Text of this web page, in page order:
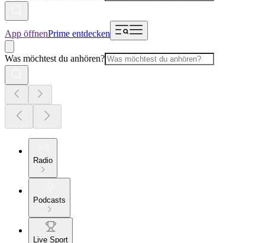
App öffnenPrime entdecken
Was möchtest du anhören?
Radio
Podcasts
Live Sport